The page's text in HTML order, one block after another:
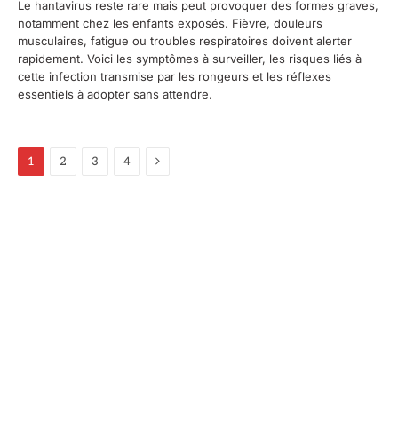
Le hantavirus reste rare mais peut provoquer des formes graves,
notamment chez les enfants exposés. Fièvre, douleurs
musculaires, fatigue ou troubles respiratoires doivent alerter
rapidement. Voici les symptômes à surveiller, les risques liés à
cette infection transmise par les rongeurs et les réflexes
essentiels à adopter sans attendre.
1 2 3 4 Suivant